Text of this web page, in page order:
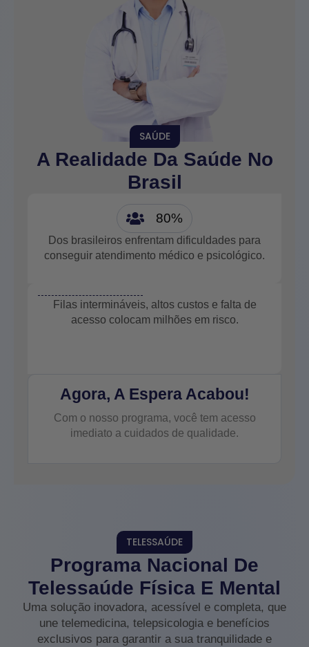
SAÚDE
A Realidade Da Saúde No
Brasil
80%
Dos brasileiros enfrentam dificuldades para
conseguir atendimento médico e psicológico.
Filas intermináveis, altos custos e falta de
acesso colocam milhões em risco.
Agora, A Espera Acabou!
Com o nosso programa, você tem acesso
imediato a cuidados de qualidade.
TELESSAÚDE
Programa Nacional De
Telessaúde Física E Mental
Uma solução inovadora, acessível e completa, que
une telemedicina, telepsicologia e benefícios
exclusivos para garantir a sua tranquilidade e